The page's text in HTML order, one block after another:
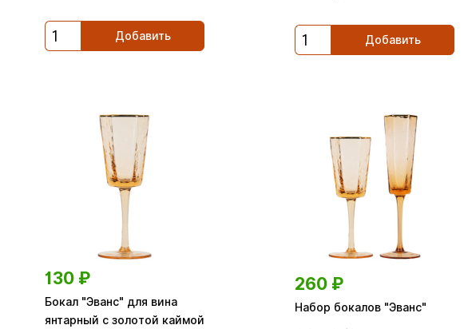
Добавить Добавить
130 ₽
Бокал "Эванс" для вина
янтарный с золотой каймой
260 ₽
Набор бокалов "Эванс"